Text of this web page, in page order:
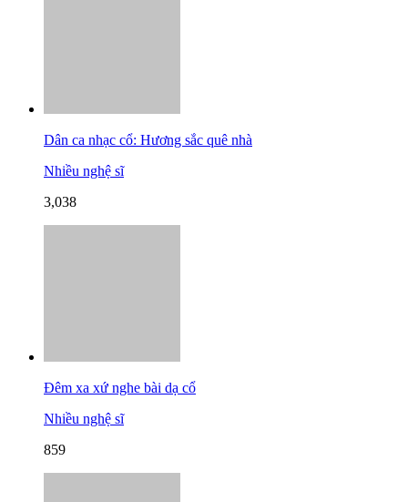
Dân ca nhạc cổ: Hương sắc quê nhà
Nhiều nghệ sĩ
3,038
Đêm xa xứ nghe bài dạ cổ
Nhiều nghệ sĩ
859